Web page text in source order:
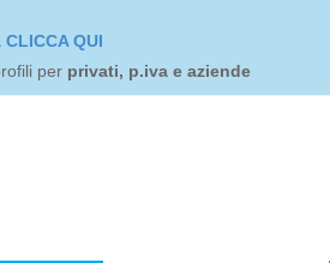
QUI
per privati, p.iva e aziende